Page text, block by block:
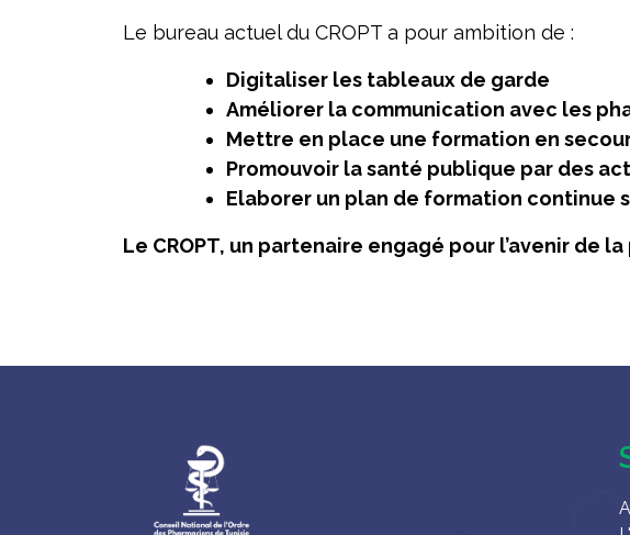
Le bureau actuel du CROPT a pour ambition de :
Digitaliser les tableaux de garde
Améliorer la communication avec les
Mettre en place une formation en
Promouvoir la santé publique par des
Elaborer un plan de formation continue
Le CROPT, un partenaire engagé pour l’avenir de